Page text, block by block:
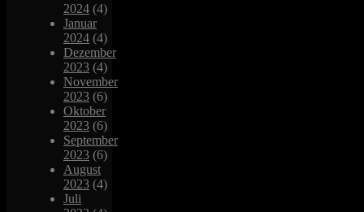
2024 (4)
Januar
2024 (4)
Dezember
2023 (4)
November
2023 (6)
Oktober
2023 (6)
September
2023 (6)
August
2023 (4)
Juli